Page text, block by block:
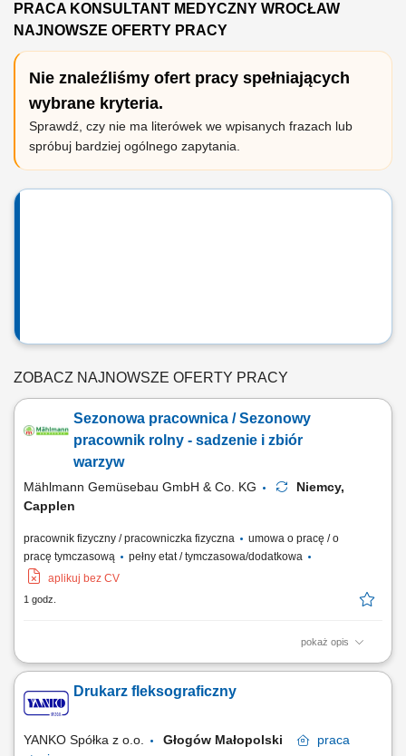
PRACA KONSULTANT MEDYCZNY WROCŁAW
NAJNOWSZE OFERTY PRACY
Nie znaleźliśmy ofert pracy spełniających
wybrane kryteria.
Sprawdź, czy nie ma literówek we wpisanych frazach lub
spróbuj bardziej ogólnego zapytania.
ZOBACZ NAJNOWSZE OFERTY PRACY
Sezonowa pracownica / Sezonowy
pracownik rolny - sadzenie i zbiór
warzyw
Mählmann Gemüsebau GmbH & Co. KG
Niemcy,
Capplen
pracownik fizyczny / pracowniczka fizyczna
umowa o pracę / o
pracę tymczasową
pełny etat / tymczasowa/dodatkowa
aplikuj bez CV
1 godz.
pokaż opis
Opis stanowiska: Praca przy zbieraniu warzyw zarówno grupowo, jak i
obowiązków: Sadzenie, zbieranie, pakowanie, sortowanie i mycie
warzyw. Praca na polu oraz w hali. Wymagania: Dyspozycja na okres
Drukarz fleksograficzny
YANKO Spółka z o.o. Głogów Małopolski
praca